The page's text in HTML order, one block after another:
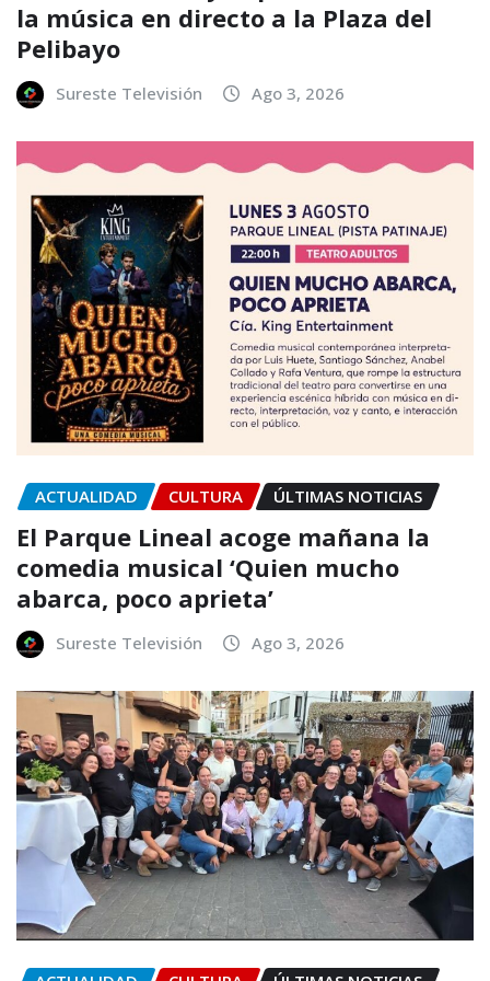
la música en directo a la Plaza del
Pelibayo
Sureste Televisión Ago 3, 2026
ACTUALIDAD CULTURA ÚLTIMAS NOTICIAS
El Parque Lineal acoge mañana la
comedia musical ‘Quien mucho
abarca, poco aprieta’
Sureste Televisión Ago 3, 2026